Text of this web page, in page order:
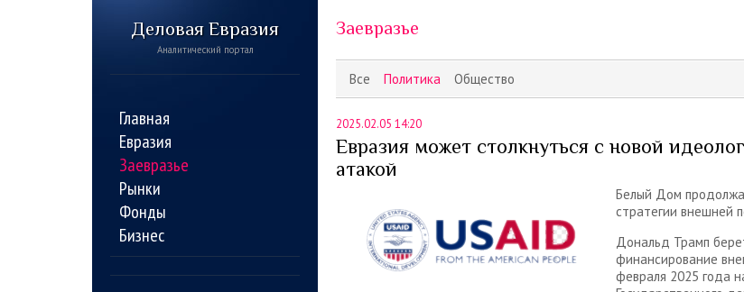
Деловая Евразия
Аналитический портал
Главная
Евразия
Заевразье
Рынки
Фонды
Бизнес
Все Политика Общество
Заевразье
2025.02.05 14:20
Евразия может столкнуться с новой
атакой
Белый Дом
стратегии внешней
Дональд Трамп
финансирование
февраля 2025 года